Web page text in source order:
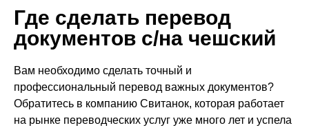
Где сделать перевод
документов с/на чешский
Вам необходимо сделать точный и
профессиональный перевод важных документов?
Обратитесь в компанию Свитанок, которая работает
на рынке переводческих услуг уже много лет и успела